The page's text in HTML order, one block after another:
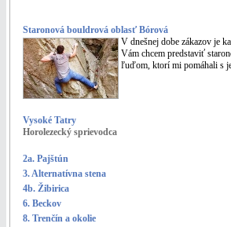
Staronová bouldrová oblasť Bórová
V dnešnej dobe zákazov je
Vám chcem predstaviť
ľuďom, ktorí mi pomáhali s
Vysoké Tatry
Horolezecký sprievodca
2a. Pajštún
3. Alternatívna stena
4b. Žibirica
6. Beckov
8. Trenčín a okolie